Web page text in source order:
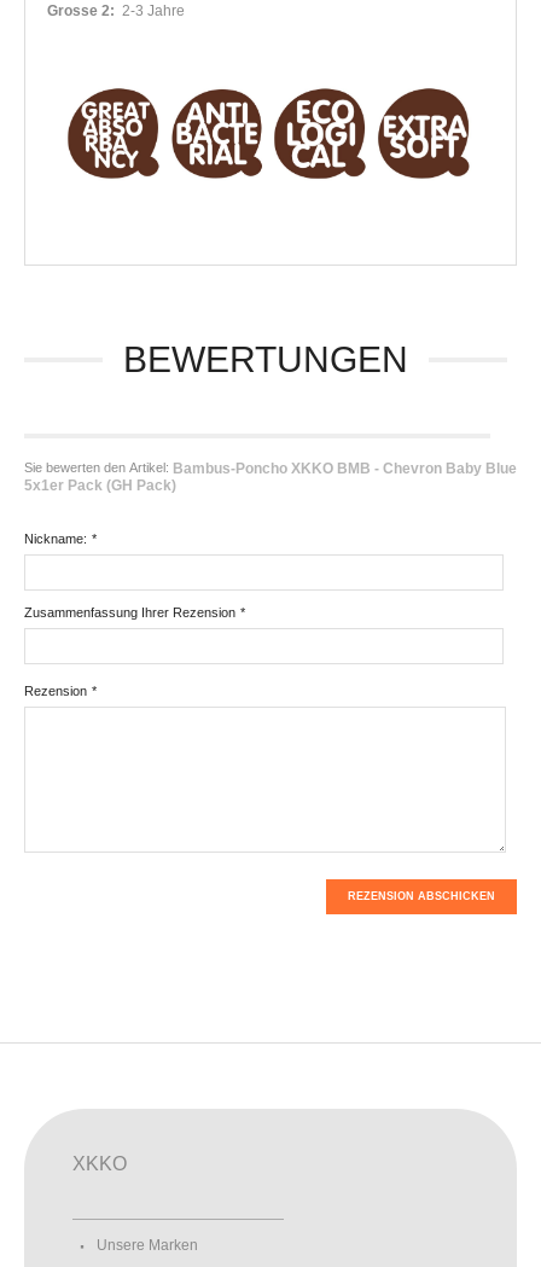
Grosse 2: 2-3 Jahre
BEWERTUNGEN
Sie bewerten den Artikel: Bambus-Poncho XKKO BMB - Chevron Baby Blue
5x1er Pack (GH Pack)
*
Nickname:
*
Zusammenfassung Ihrer Rezension
*
Rezension
REZENSION ABSCHICKEN
XKKO
Unsere Marken